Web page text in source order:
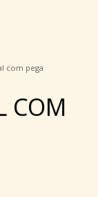
com pega
COM